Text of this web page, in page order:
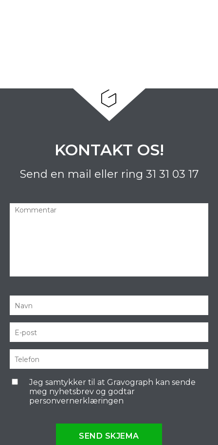
KONTAKT OS!
Send en mail eller ring 31 31 03 17
Jeg samtykker til at Gravograph kan sende
meg nyhetsbrev og godtar
personvernerklæringen
SEND SKJEMA